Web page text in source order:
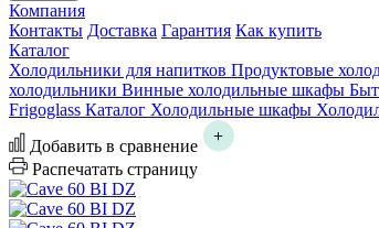
Компания
Контакты Доставка Гарантия Как купить
Каталог
Холодильники для напитков Продуктовые
холодильники Винные холодильные шкафы
Frigoglass Каталог Холодильные шкафы
Добавить в сравнение
Распечатать страницу